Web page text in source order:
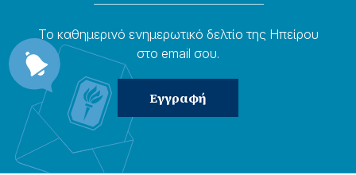
Το καθημερɩνό ενημερωτɩκό δελτίο της Ηπείρου
στο email σου.